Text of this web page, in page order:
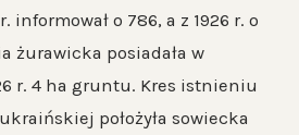
informował o 786, a z 1926 r. o
żurawicka posiadała w
r. 4 ha gruntu. Kres istnieniu
położyła sowiecka